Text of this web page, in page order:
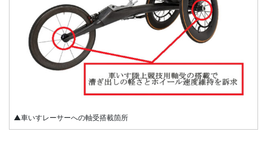
▲車いすレーサーへの軸受搭載箇所